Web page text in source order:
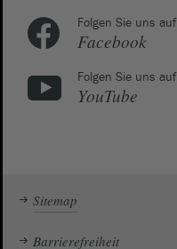
Folgen Sie uns auf
Facebook
Folgen Sie uns auf
YouTube
Sitemap
Barrierefreiheit